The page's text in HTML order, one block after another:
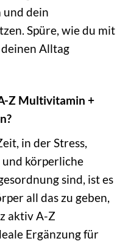
und dein
Spüre, wie du mit
Alltag
Z Multivitamin +
in der Stress,
körperliche
sind, ist es
all das zu geben,
aktiv A-Z
Ergänzung für